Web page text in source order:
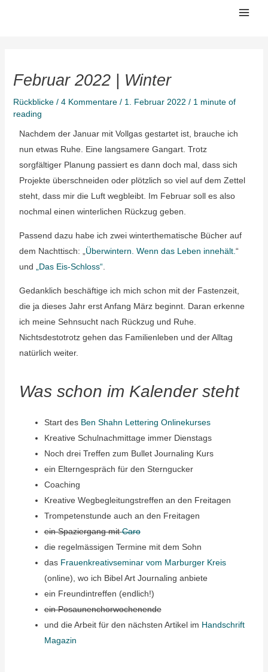
Februar 2022 | Winter
Rückblicke/ 4 Kommentare / 1. Februar 2022 / 1 minute of
reading
Nachdem der Januar mit Vollgas gestartet ist, brauche ich
nun etwas Ruhe. Eine langsamere Gangart. Trotz
sorgfältiger Planung passiert es dann doch mal, dass sich
Projekte überschneiden oder plötzlich so viel auf dem Zettel
steht, dass mir die Luft wegbleibt. Im Februar soll es also
nochmal einen winterlichen Rückzug geben.
Passend dazu habe ich zwei winterthematische Bücher auf
dem Nachttisch: „ Überwintern. Wenn das Leben innehält. “
und
„Das Eis-Schloss“.
Gedanklich beschäftige ich mich schon mit der Fastenzeit,
die ja dieses Jahr erst Anfang März beginnt. Daran erkenne
ich meine Sehnsucht nach Rückzug und Ruhe.
Nichtsdestotrotz gehen das Familienleben und der Alltag
natürlich weiter.
Was schon im Kalender steht
Start des Ben Shahn Lettering Onlinekurses
Kreative Schulnachmittage immer Dienstags
Noch drei Treffen zum Bullet Journaling Kurs
ein Elterngespräch für den Sterngucker
Coaching
Kreative Wegbegleitungstreffen an den Freitagen
Trompetenstunde auch an den Freitagen
ein Spaziergang mitCaro
die regelmässigen Termine mit dem Sohn
das Frauenkreativseminar vom Marburger Kreis
(online), wo ich Bibel Art Journaling anbiete
ein Freundintreffen (endlich!)
ein Posaunenchorwochenende
und die Arbeit für den nächsten Artikel im Handschrift
Magazin